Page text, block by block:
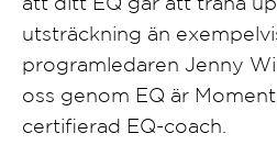
att ditt EQ går att träna
utsträckning än
programledaren Jenny
oss genom EQ är
certifierad EQ-coach.